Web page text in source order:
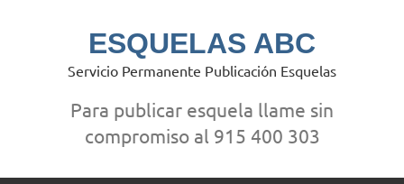
ESQUELAS ABC
Servicio Permanente Publicación Esquelas
Para publicar esquela llame sin
compromiso al 915 400 303